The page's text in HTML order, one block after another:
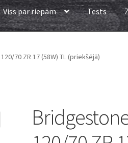
Viss par riepām Tests
70 ZR 17 (58W) TL (priekšējā)